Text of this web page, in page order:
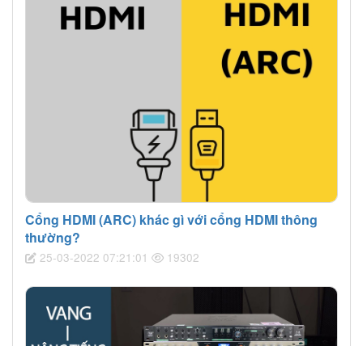
Cổng HDMI (ARC) khác gì với cổng HDMI thông
thường?
25-03-2022 07:21:01 19302